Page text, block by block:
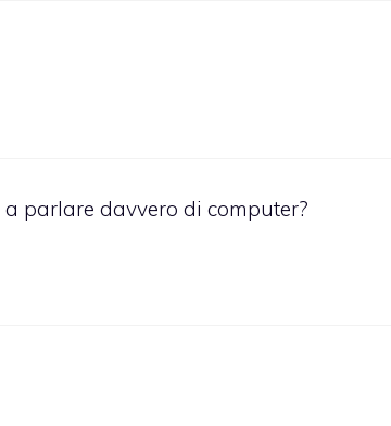
parlare davvero di computer?